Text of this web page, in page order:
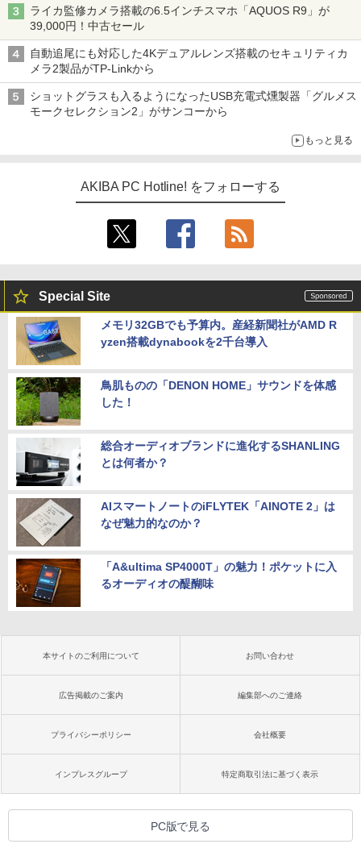
ライカ監修カメラ搭載の6.5インチスマホ「AQUOS R9」が
39,000円！中古セール
自動追尾にも対応した4Kデュアルレンズ搭載のセキュリティカ
メラ2製品がTP-Linkから
ショットグラスも入るようになったUSB充電式燻製器「グルメス
モークセレクション2」がサンコーから
もっと見る
AKIBA PC Hotline! をフォローする
Special Site
メモリ32GBでも予算内。産経新聞社がAMD R
yzen搭載dynabookを2千台導入
鳥肌ものの「DENON HOME」サウンドを体感
した！
総合オーディオブランドに進化するSHANLING
とは何者か？
AIスマートノートのiFLYTEK「AINOTE 2」は
なぜ魅力的なのか？
「A&ultima SP4000T」の魅力！ポケットに入
るオーディオの醍醐味
本サイトのご利用について お問い合わせ
広告掲載のご案内 編集部へのご連絡
プライバシーポリシー 会社概要
インプレスグループ 特定商取引法に基づく表示
PC版で見る